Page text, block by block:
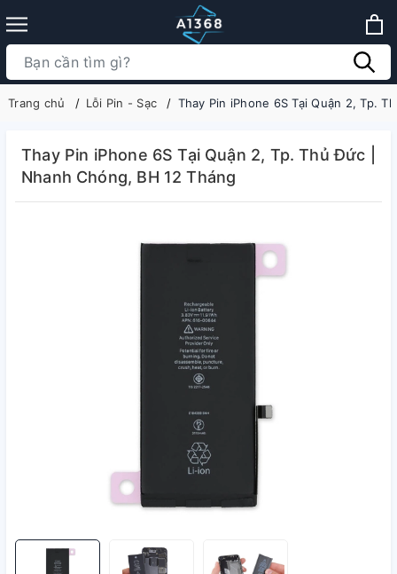
Trang chủ Lỗi Pin - Sạc Thay Pin iPhone 6S Tại Quận 2, Tp.
Thay Pin iPhone 6S Tại Quận 2, Tp. Thủ Đức |
Nhanh Chóng, BH 12 Tháng